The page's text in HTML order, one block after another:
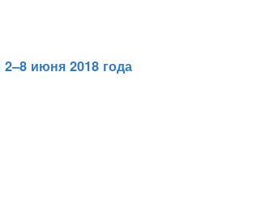
июня 2018 года